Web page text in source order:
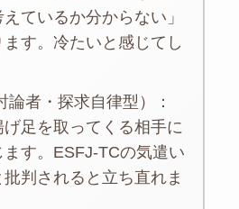
ているか分からない」
ます。冷たいと感じてし
論者・探求自律型）：
足を取ってくる相手に
す。ESFJ-TCの気遣い
判されると立ち直れま